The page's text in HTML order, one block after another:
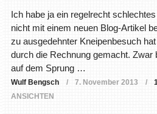
Ich habe ja ein regelrecht
nicht mit einem neuen Blog-Artikel
zu ausgedehnter Kneipenbesuch
durch die Rechnung gemacht. Zwar
auf dem Sprung …
Wulf Bengsch 7. November 2013
ANSICHTEN